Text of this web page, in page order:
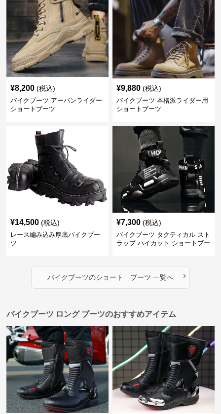
¥8,200 (税込)
バイクブーツ アーバンライダー
ショートブーツ
¥9,880 (税込)
バイクブーツ 本格派ライダー用
ショートブーツ
¥14,500 (税込)
レース編み込み厚底バイクブー
ツ
¥7,300 (税込)
バイクブーツ タクティカル スト
ラップ ハイカット ショートブー
バイクブーツのショート ブーツ 一覧へ ›
バイクブーツ ロング ブーツのおすすめアイテム